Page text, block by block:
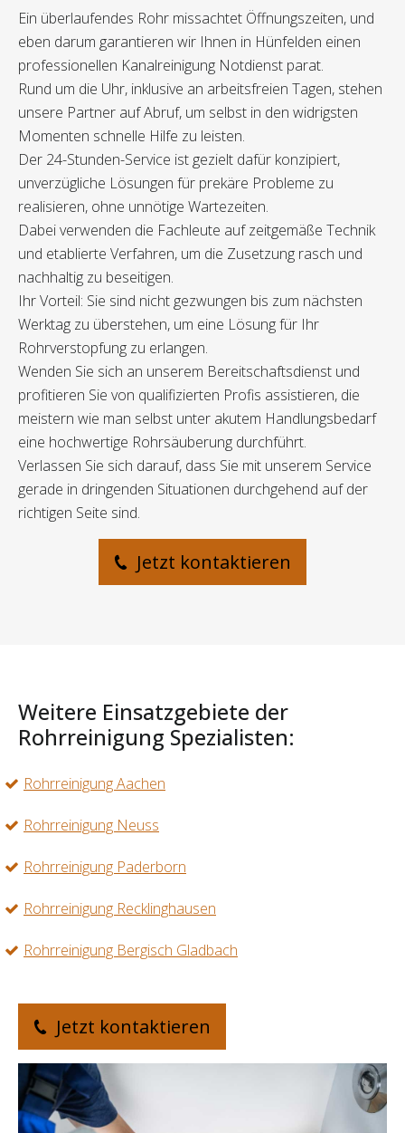
Ein überlaufendes Rohr missachtet Öffnungszeiten, und
eben darum garantieren wir Ihnen in Hünfelden einen
professionellen Kanalreinigung Notdienst parat.
Rund um die Uhr, inklusive an arbeitsfreien Tagen, stehen
unsere Partner auf Abruf, um selbst in den widrigsten
Momenten schnelle Hilfe zu leisten.
Der 24-Stunden-Service ist gezielt dafür konzipiert,
unverzügliche Lösungen für prekäre Probleme zu
realisieren, ohne unnötige Wartezeiten.
Dabei verwenden die Fachleute auf zeitgemäße Technik
und etablierte Verfahren, um die Zusetzung rasch und
nachhaltig zu beseitigen.
Ihr Vorteil: Sie sind nicht gezwungen bis zum nächsten
Werktag zu überstehen, um eine Lösung für Ihr
Rohrverstopfung zu erlangen.
Wenden Sie sich an unserem Bereitschaftsdienst und
profitieren Sie von qualifizierten Profis assistieren, die
meistern wie man selbst unter akutem Handlungsbedarf
eine hochwertige Rohrsäuberung durchführt.
Verlassen Sie sich darauf, dass Sie mit unserem Service
gerade in dringenden Situationen durchgehend auf der
richtigen Seite sind.
Jetzt kontaktieren
Weitere Einsatzgebiete der
Rohrreinigung Spezialisten:
Rohrreinigung Aachen
Rohrreinigung Neuss
Rohrreinigung Paderborn
Rohrreinigung Recklinghausen
Rohrreinigung Bergisch Gladbach
Jetzt kontaktieren